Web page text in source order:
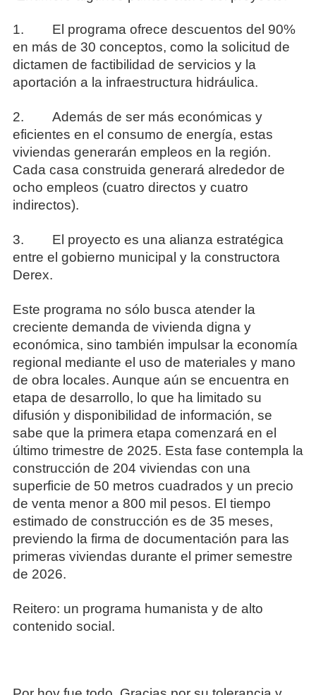
1. El programa ofrece descuentos del 90%
en más de 30 conceptos, como la solicitud de
dictamen de factibilidad de servicios y la
aportación a la infraestructura hidráulica.
2. Además de ser más económicas y
eficientes en el consumo de energía, estas
viviendas generarán empleos en la región.
Cada casa construida generará alrededor de
ocho empleos (cuatro directos y cuatro
indirectos).
3. El proyecto es una alianza estratégica
entre el gobierno municipal y la constructora
Derex.
Este programa no sólo busca atender la
creciente demanda de vivienda digna y
económica, sino también impulsar la economía
regional mediante el uso de materiales y mano
de obra locales. Aunque aún se encuentra en
etapa de desarrollo, lo que ha limitado su
difusión y disponibilidad de información, se
sabe que la primera etapa comenzará en el
último trimestre de 2025. Esta fase contempla la
construcción de 204 viviendas con una
superficie de 50 metros cuadrados y un precio
de venta menor a 800 mil pesos. El tiempo
estimado de construcción es de 35 meses,
previendo la firma de documentación para las
primeras viviendas durante el primer semestre
de 2026.
Reitero: un programa humanista y de alto
contenido social.